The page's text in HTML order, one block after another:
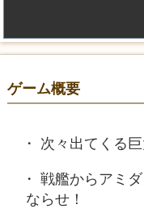
ゲーム概要
次々出てくる
戦艦からアミ
ならせ！